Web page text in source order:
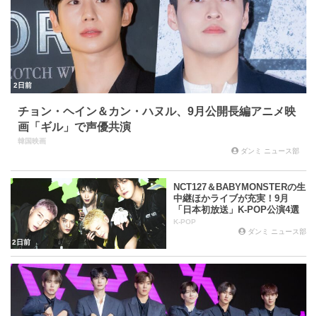
2日前
チョン・ヘイン＆カン・ハヌル、9月公開長編アニメ映
画「ギル」で声優共演
韓国映画
ダンミ ニュース部
2日前
NCT127＆BABYMONSTERの生
中継ほかライブが充実！9月
「日本初放送」K-POP公演4選
K-POP
ダンミ ニュース部